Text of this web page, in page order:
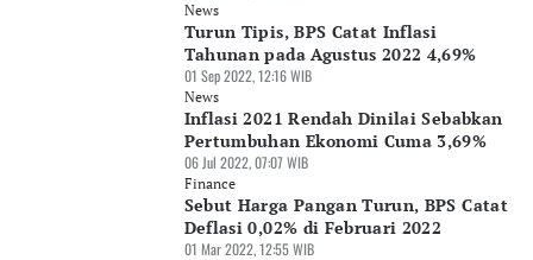
News
Turun Tipis, BPS Catat Inflasi
Tahunan pada Agustus 2022 4,69%
01 Sep 2022, 12:16 WIB
News
Inflasi 2021 Rendah Dinilai Sebabkan
Pertumbuhan Ekonomi Cuma 3,69%
06 Jul 2022, 07:07 WIB
Finance
Sebut Harga Pangan Turun, BPS Catat
Deflasi 0,02% di Februari 2022
01 Mar 2022, 12:55 WIB